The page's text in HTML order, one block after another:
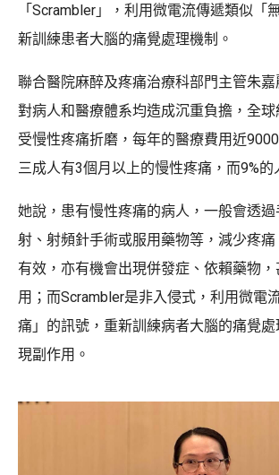
「Scrambler」，利用微電流傳遞類似「
新訓練患者大腦的痛覺處理機制。
聯合醫院麻醉及疼痛治療科部門主管朱
對病人和醫療體系均造成沉重負擔，全球
受慢性疼痛折磨，每年的醫療費用近
三成人有3個月以上的慢性疼痛，而9%的
她說，患有慢性疼痛的病人，一般會透
射、射頻針手術或服用藥物等，減少疼痛
有效，亦有機會出現併發症、依賴藥物
用；而Scrambler是非入侵式，利用微電
痛」的訊號，重新訓練病者大腦的痛覺
現副作用。